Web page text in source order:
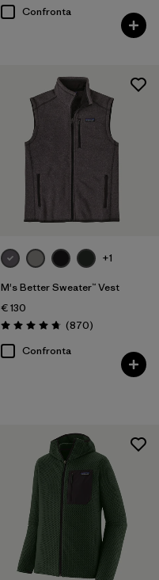
Confronta
+1
M's Better Sweater™ Vest
€ 130
Valutazione: 4.8 / 5
(870Recensioni
)
Confronta